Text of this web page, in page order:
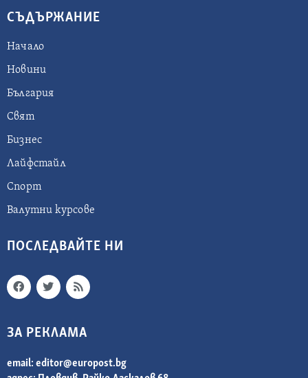
СЪДЪРЖАНИЕ
Начало
Новини
България
Свят
Бизнес
Лайфстайл
Спорт
Валутни курсове
ПОСЛЕДВАЙТЕ НИ
ЗА РЕКЛАМА
email: editor@europost.bg